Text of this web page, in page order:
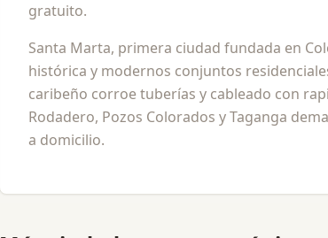
gratuito.
Santa Marta, primera ciudad fundada en
histórica y modernos conjuntos
caribeño corroe tuberías y cableado con
Rodadero, Pozos Colorados y Taganga
a domicilio.